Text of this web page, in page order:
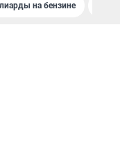
на бензине